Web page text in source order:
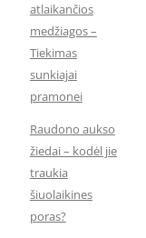
atlaikančios
medžiagos –
Tiekimas
sunkiajai
pramonei
Raudono aukso
žiedai – kodėl jie
traukia
šiuolaikines
poras?